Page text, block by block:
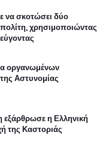
να σκοτώσει δύο
χρησιμοποιώντας
οργανωμένων
Αστυνομίας
η Ελληνική
της Καστοριάς